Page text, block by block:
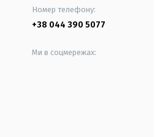
Номер телефону:
+38 044 390 5077
Ми в соцмережах: